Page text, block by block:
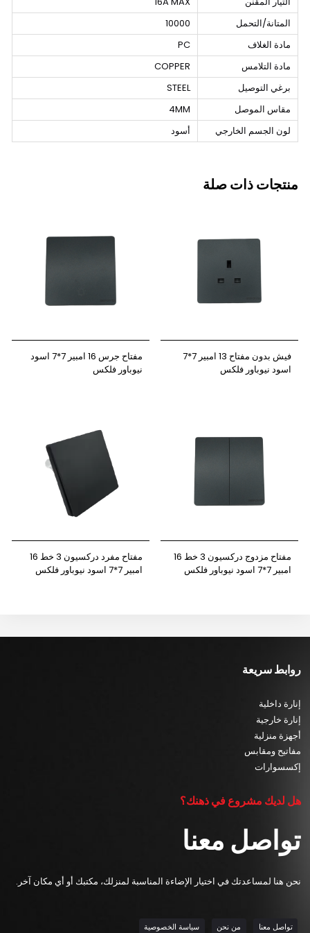
المتانة/التحمل
10000
مادة الغلاف
PC
مادة التلامس
COPPER
برغي التوصيل
STEEL
مقاس الموصل
4MM
لون الجسم الخارجي
أسود
منتجات ذات صلة
فيش بدون مفتاح 13 امبير 7*7
اسود نيوباور فلكس
مفتاح جرس 16 امبير 7*7 اسود
نيوباور فلكس
مفتاح مزدوج دركسيون 3 خط 16
امبير 7*7 اسود نيوباور فلكس
مفتاح مفرد دركسيون 3 خط 16
امبير 7*7 اسود نيوباور فلكس
روابط سريعة
إنارة داخلية
إنارة خارجية
أجهزة منزلية
مفاتيح ومقابس
إكسسوارات
هل لديك مشروع في ذهنك؟
تواصل معنا
نحن هنا لمساعدتك في اختيار الإضاءة المناسبة لمنزلك، مكتبك أو أي مكان آخر.
تواصل معنا من نحن سياسة الخصوصية